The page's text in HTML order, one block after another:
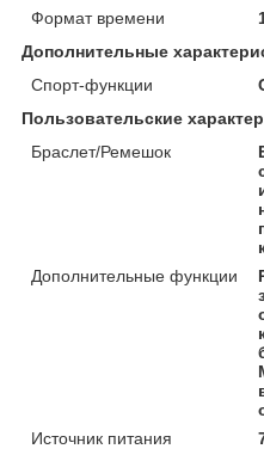
Формат времени
Дополнительные
Спорт-функции
Пользовательские
Браслет/Ремешок
Дополнительные функции
Источник питания